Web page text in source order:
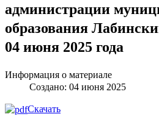
администрации
образования
04 июня 2025 года
Информация о материале
Создано: 04 июня 2025
Скачать